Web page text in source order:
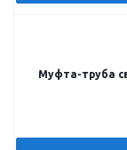
Муфта-труба